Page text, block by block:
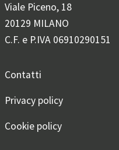
Viale Piceno, 18
20129 MILANO
C.F. e P.IVA 06910290151
Contatti
Privacy policy
Cookie policy